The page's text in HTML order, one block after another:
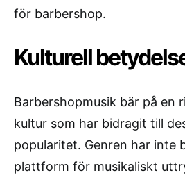
för barbershop.
Kulturell
Barbershopmusik bär på en
kultur som har bidragit till
popularitet. Genren har inte
plattform för musikaliskt